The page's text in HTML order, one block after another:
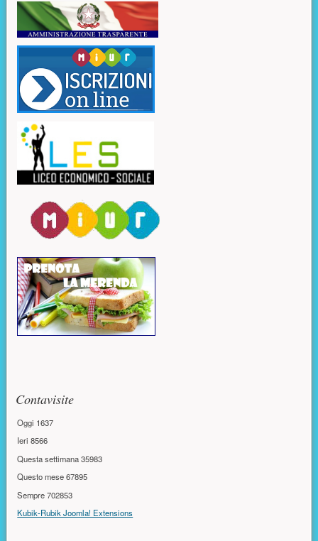
Contavisite
Oggi 1637
Ieri8566
Questa settimana35983
Questo mese67895
Sempre702853
Kubik-Rubik Joomla! Extensions